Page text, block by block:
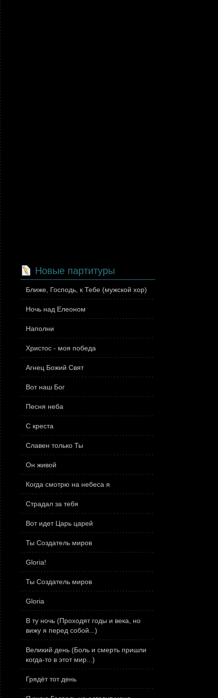
Новые партитуры
Ближе, Господь, к Тебе (мужской хор)
Ночь над Елеоном
Наполни
Христос - моя победа
Агнец Божий Свят
Вот наш Бог
Песня неба
С креста
Славен только Ты
Он живой
Когда смотрю на небеса я
Страдал за тебя
Вот идет Царь царей
Ты Создатель миров
Gloria!
Ты Создатель миров
Gloria
В ту ночь (Проходят годы и века, но
вижу я перед собой...)
Великий день (Боль и смерть пришли
когда-то в этот мир...)
Грядёт тот день